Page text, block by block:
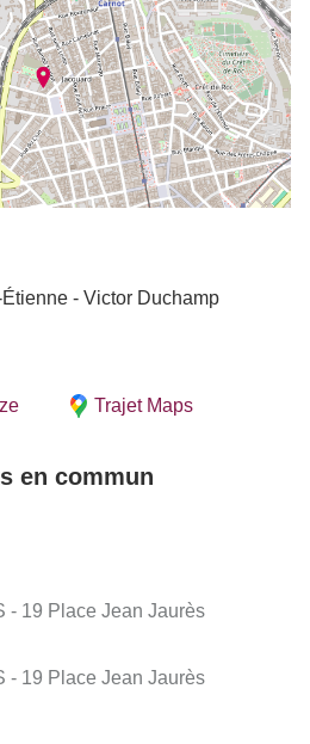
- Victor Duchamp
Trajet Maps
en commun
- 19 Place Jean Jaurès
- 19 Place Jean Jaurès